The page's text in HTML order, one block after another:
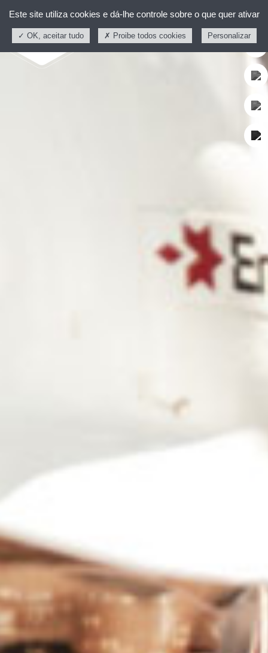
Este site utiliza cookies e dá-lhe controle sobre o que quer ativar
OK, aceitar tudo Proibe todos cookies Personalizar